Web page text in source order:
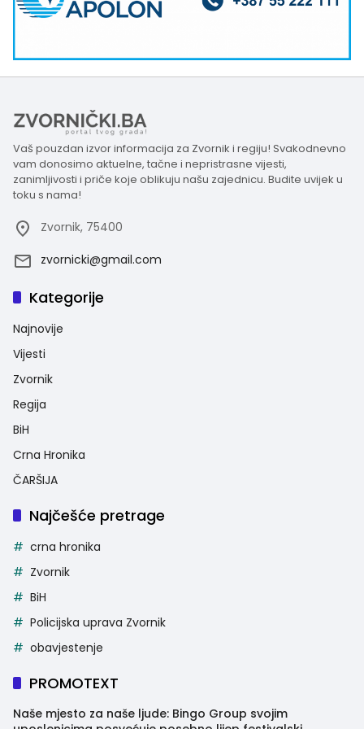
Vaš pouzdan izvor informacija za Zvornik i regiju! Svakodnevno
vam donosimo aktuelne, tačne i nepristrasne vijesti,
zanimljivosti i priče koje oblikuju našu zajednicu. Budite uvijek u
toku s nama!
Zvornik, 75400
zvornicki@gmail.com
Kategorije
Najnovije
Vijesti
Zvornik
Regija
BiH
Crna Hronika
ČARŠIJA
Najčešće pretrage
crna hronika
Zvornik
BiH
Policijska uprava Zvornik
obavjestenje
PROMOTEXT
Naše mjesto za naše ljude: Bingo Group svojim